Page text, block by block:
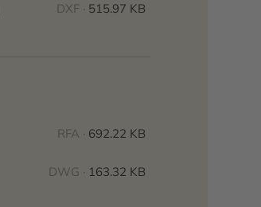
DXF · 515.97 KB
RFA · 692.22 KB
DWG · 163.32 KB